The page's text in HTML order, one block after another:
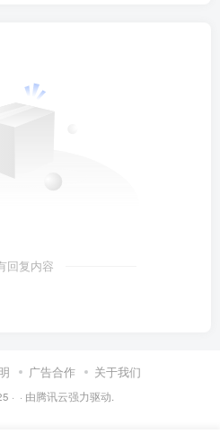
回复内容
广告合作 关于我们
· · 由腾讯云强力驱动.